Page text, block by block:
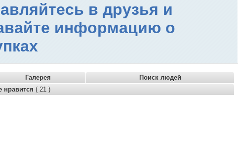
в друзья и
информацию о
Галерея
Поиск людей
нравится ( 21 )